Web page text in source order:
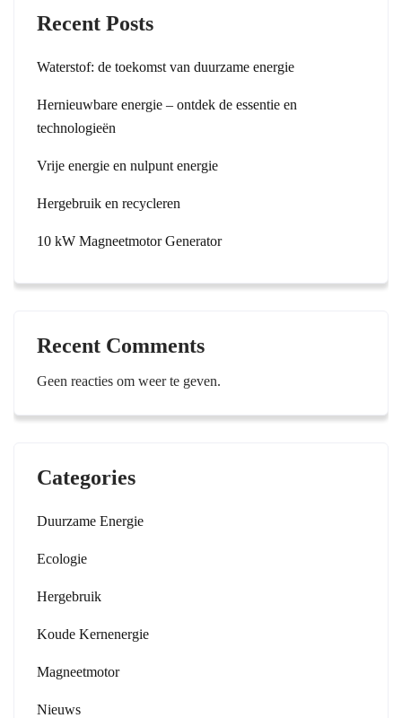
Recent Posts
Waterstof: de toekomst van duurzame energie
Hernieuwbare energie – ontdek de essentie en
technologieën
Vrije energie en nulpunt energie
Hergebruik en recycleren
10 kW Magneetmotor Generator
Recent Comments
Geen reacties om weer te geven.
Categories
Duurzame Energie
Ecologie
Hergebruik
Koude Kernenergie
Magneetmotor
Nieuws